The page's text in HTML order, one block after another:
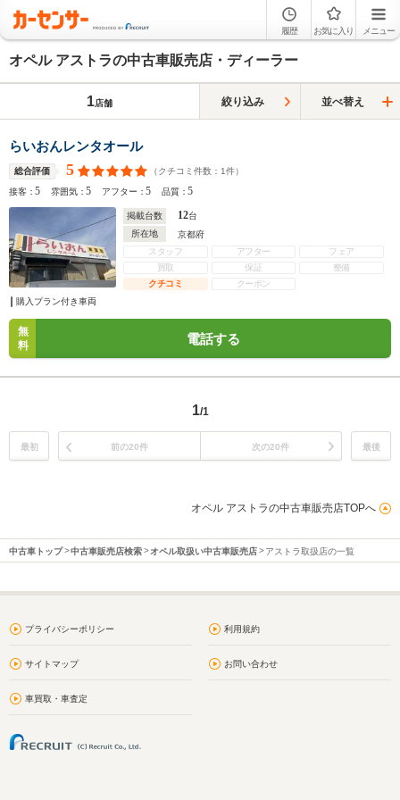
履歴 お気に入り メニュー
オペル アストラの中古車販売店・ディーラー
1店舗 絞り込み 並べ替え
らいおんレンタオール
総合評価 5 （クチコミ件数： 1件）
接客：5 雰囲気：5 アフター：5 品質：5
掲載台数 12台
所在地
京都府
スタッフ
アフター
フェア
買取
保証
整備
クチコミ
クーポン
購入プラン付き車両
無
料
電話する
1/1
最初 前の20件 次の20件 最後
オペル アストラの中古車販売店TOPへ
中古車トップ 中古車販売店検索 オペル取扱い中古車販売店 アストラ取扱店の一覧
プライバシーポリシー 利用規約
サイトマップ お問い合わせ
車買取・車査定